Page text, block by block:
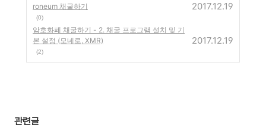
roneum 채굴하기
(0)
2017.12.19
암호화폐 채굴하기 - 2. 채굴 프로그램 설치 및 기
본 설정 (모네로, XMR)
(2)
2017.12.19
관련글